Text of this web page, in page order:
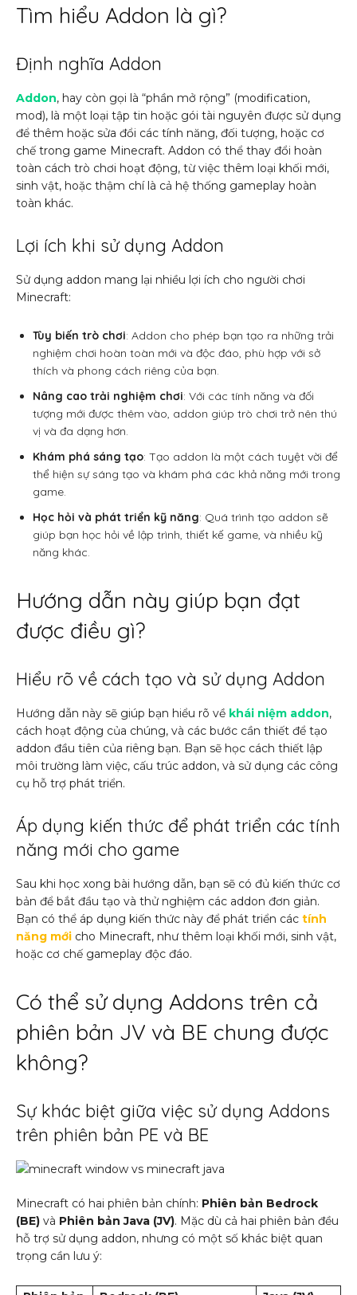
Tìm hiểu Addon là gì?
Định nghĩa Addon
Addon, hay còn gọi là “phần mở rộng” (modification,
mod), là một loại tập tin hoặc gói tài nguyên được sử dụng
để thêm hoặc sửa đổi các tính năng, đối tượng, hoặc cơ
chế trong game Minecraft. Addon có thể thay đổi hoàn
toàn cách trò chơi hoạt động, từ việc thêm loại khối mới,
sinh vật, hoặc thậm chí là cả hệ thống gameplay hoàn
toàn khác.
Lợi ích khi sử dụng Addon
Sử dụng addon mang lại nhiều lợi ích cho người chơi
Minecraft:
Tùy biến trò chơi: Addon cho phép bạn tạo ra những trải
nghiệm chơi hoàn toàn mới và độc đáo, phù hợp với sở
thích và phong cách riêng của bạn.
Nâng cao trải nghiệm chơi: Với các tính năng và đối
tượng mới được thêm vào, addon giúp trò chơi trở nên thú
vị và đa dạng hơn.
Khám phá sáng tạo: Tạo addon là một cách tuyệt vời để
thể hiện sự sáng tạo và khám phá các khả năng mới trong
game.
Học hỏi và phát triển kỹ năng: Quá trình tạo addon sẽ
giúp bạn học hỏi về lập trình, thiết kế game, và nhiều kỹ
năng khác.
Hướng dẫn này giúp bạn đạt
được điều gì?
Hiểu rõ về cách tạo và sử dụng Addon
Hướng dẫn này sẽ giúp bạn hiểu rõ về khái niệm addon,
cách hoạt động của chúng, và các bước cần thiết để tạo
addon đầu tiên của riêng bạn. Bạn sẽ học cách thiết lập
môi trường làm việc, cấu trúc addon, và sử dụng các công
cụ hỗ trợ phát triển.
Áp dụng kiến thức để phát triển các tính
năng mới cho game
Sau khi học xong bài hướng dẫn, bạn sẽ có đủ kiến thức cơ
bản để bắt đầu tạo và thử nghiệm các addon đơn giản.
Bạn có thể áp dụng kiến thức này để phát triển các tính
năng mới cho Minecraft, như thêm loại khối mới, sinh vật,
hoặc cơ chế gameplay độc đáo.
Có thể sử dụng Addons trên cả
phiên bản JV và BE chung được
không?
Sự khác biệt giữa việc sử dụng Addons
trên phiên bản PE và BE
Minecraft có hai phiên bản chính: Phiên bản Bedrock
(BE) và Phiên bản Java (JV). Mặc dù cả hai phiên bản đều
hỗ trợ sử dụng addon, nhưng có một số khác biệt quan
trọng cần lưu ý: